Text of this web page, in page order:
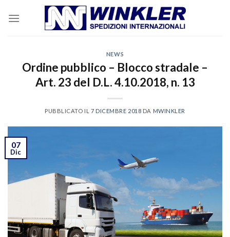
NEWS
Ordine pubblico – Blocco stradale –
Art. 23 del D.L. 4.10.2018, n. 13
PUBBLICATO IL 7 DICEMBRE 2018 DA MWINKLER
07
Dic